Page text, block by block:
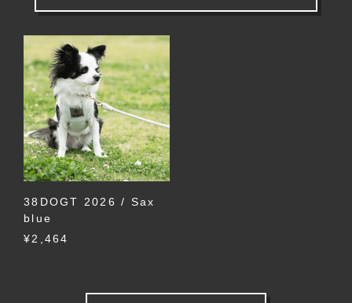
38DOGT 2026 / Sax
blue
¥2,464